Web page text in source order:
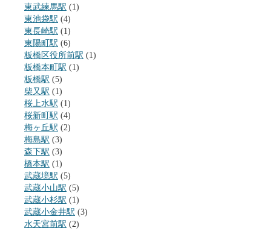
東武練馬駅 (1)
東池袋駅 (4)
東長崎駅 (1)
東陽町駅 (6)
板橋区役所前駅 (1)
板橋本町駅 (1)
板橋駅 (5)
柴又駅 (1)
桜上水駅 (1)
桜新町駅 (4)
梅ヶ丘駅 (2)
梅島駅 (3)
森下駅 (3)
橋本駅 (1)
武蔵境駅 (5)
武蔵小山駅 (5)
武蔵小杉駅 (1)
武蔵小金井駅 (3)
水天宮前駅 (2)